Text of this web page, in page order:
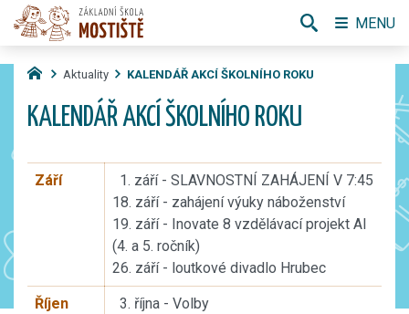
Aktuality KALENDÁŘ AKCÍ ŠKOLNÍHO ROKU
KALENDÁŘ AKCÍ ŠKOLNÍHO ROKU
Září
1. září - SLAVNOSTNÍ ZAHÁJENÍ V 7:45
18. září - zahájení výuky náboženství
19. září - Inovate 8 vzdělávací projekt AI
(4. a 5. ročník)
26. září - loutkové divadlo Hrubec
Říjen
3. října - Volby
MENU